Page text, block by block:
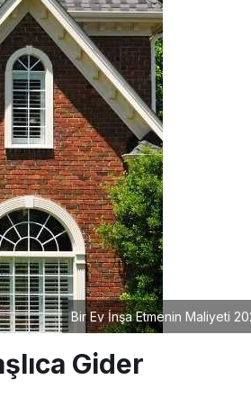
Bir Ev İnşa Etmenin Maliyeti
Gider